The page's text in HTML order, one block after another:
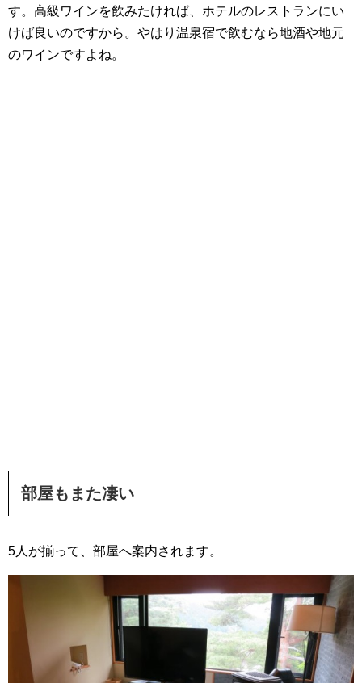
す。高級ワインを飲みたければ、ホテルのレストランにい
けば良いのですから。やはり温泉宿で飲むなら地酒や地元
のワインですよね。
部屋もまた凄い
5人が揃って、部屋へ案内されます。